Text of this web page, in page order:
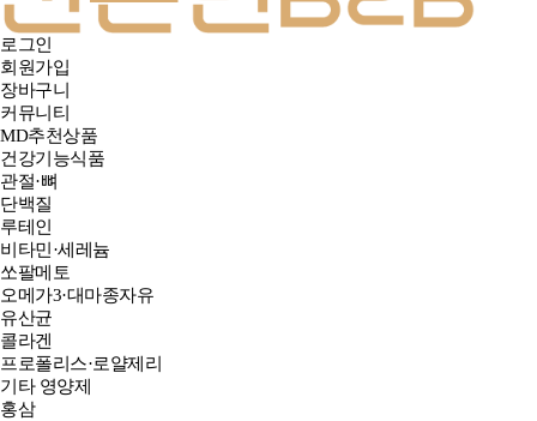
로그인
회원가입
장바구니
커뮤니티
MD추천상품
건강기능식품
관절·뼈
단백질
루테인
비타민·세레늄
쏘팔메토
오메가3·대마종자유
유산균
콜라겐
프로폴리스·로얄제리
기타 영양제
홍삼